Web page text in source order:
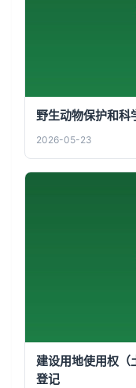
野生动物保护和科
2026-05-23
建设用地使用权
登记